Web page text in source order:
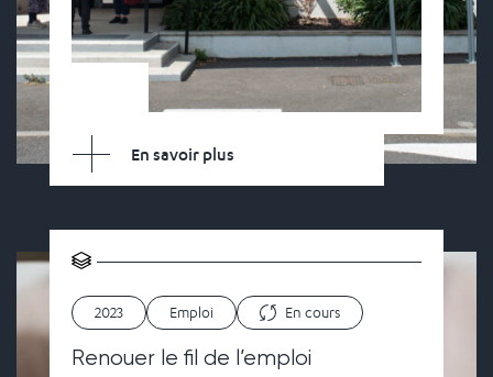
En savoir plus
2023 Emploi En cours
Renouer le fil de l’emploi